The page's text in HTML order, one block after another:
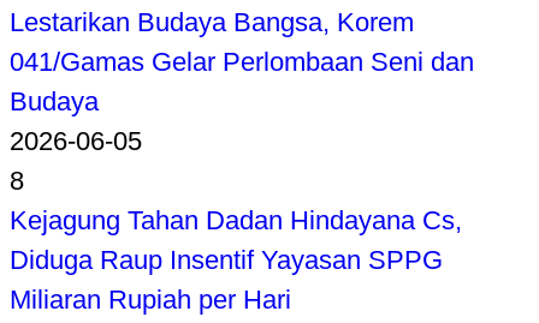
Lestarikan Budaya Bangsa, Korem
041/Gamas Gelar Perlombaan Seni dan
Budaya
2026-06-05
8
Kejagung Tahan Dadan Hindayana Cs,
Diduga Raup Insentif Yayasan SPPG
Miliaran Rupiah per Hari